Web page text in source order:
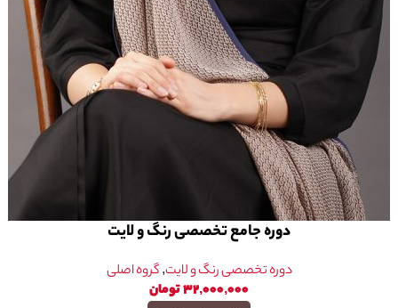
دوره جامع تخصصی رنگ و لایت
دوره تخصصی رنگ و لایت,گروه اصلی
۳۲,۰۰۰,۰۰۰تومان